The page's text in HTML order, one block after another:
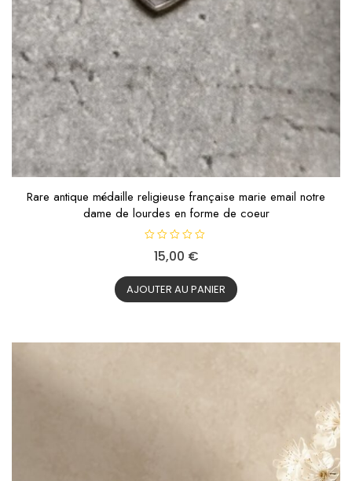
Rare antique médaille religieuse française marie email notre
dame de lourdes en forme de coeur
e
0
s
u
15,00 €
AJOUTER AU PANIER